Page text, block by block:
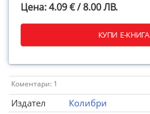
Цена: 4.09 € / 8.00 ЛВ.
КУПИ Е-КНИГА
Коментари: 1
Издател
Колибри